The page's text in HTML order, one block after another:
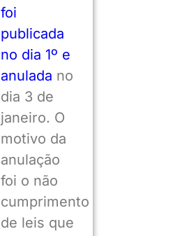
foi
publicada
no dia 1º e
anulada no
dia 3 de
janeiro. O
motivo da
anulação
foi o não
cumprimento
de leis que